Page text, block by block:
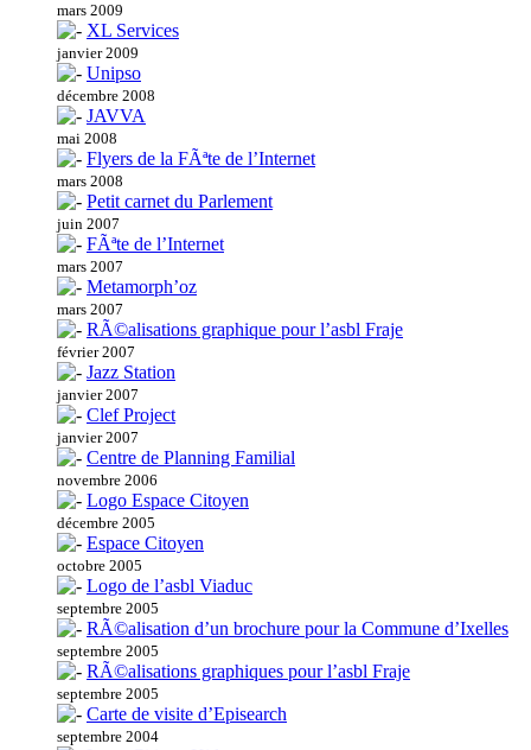
mars 2009
XL Services
janvier 2009
Unipso
décembre 2008
JAVVA
mai 2008
Flyers de la FÃªte de l’Internet
mars 2008
Petit carnet du Parlement
juin 2007
FÃªte de l’Internet
mars 2007
Metamorph’oz
mars 2007
RÃ©alisations graphique pour l’asbl Fraje
février 2007
Jazz Station
janvier 2007
Clef Project
janvier 2007
Centre de Planning Familial
novembre 2006
Logo Espace Citoyen
décembre 2005
Espace Citoyen
octobre 2005
Logo de l’asbl Viaduc
septembre 2005
RÃ©alisation d’un brochure pour la Commune d’Ixelles
septembre 2005
RÃ©alisations graphiques pour l’asbl Fraje
septembre 2005
Carte de visite d’Episearch
septembre 2004